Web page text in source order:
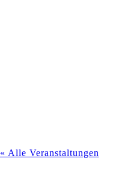
« Alle Veranstaltungen